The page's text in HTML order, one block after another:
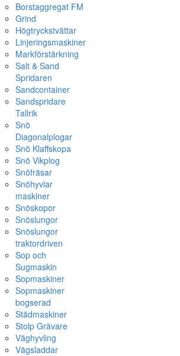
Borstaggregat FM
Grind
Högtryckstvättar
Linjeringsmaskiner
Markförstärkning
Salt & Sand
Spridaren
Sandcontainer
Sandspridare
Tallrik
Snö
Diagonalplogar
Snö Klaffskopa
Snö Vikplog
Snöfräsar
Snöhyvlar
maskiner
Snöskopor
Snöslungor
Snöslungor
traktordriven
Sop och
Sugmaskin
Sopmaskiner
Sopmaskiner
bogserad
Städmaskiner
Stolp Grävare
Väghyvling
Vägsladdar